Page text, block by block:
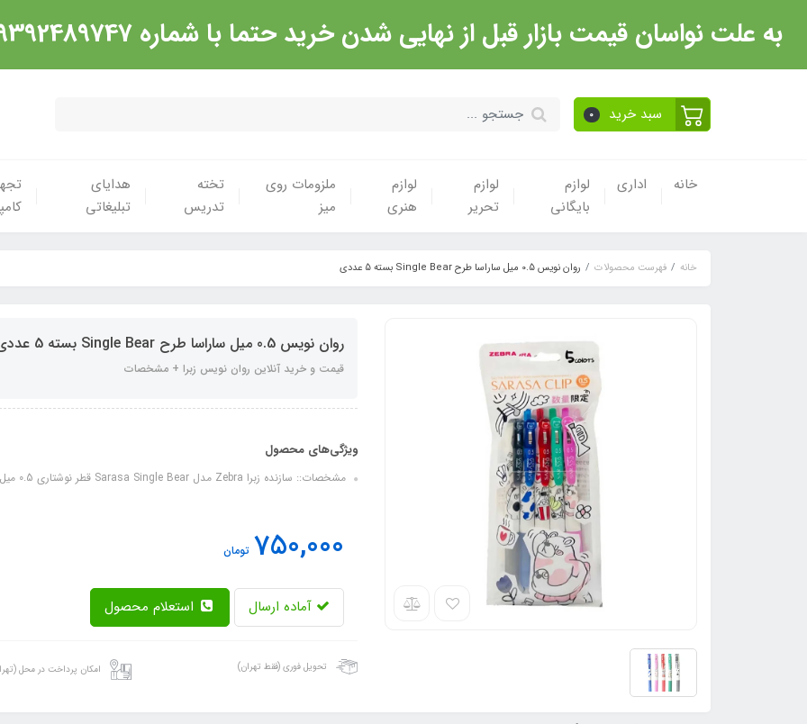
به علت نواسان قیمت بازار قبل از نهایی شدن خرید حتما با شماره 09392489747 تماس گرفته شود. ارادت
سبد خرید 0
خانه اداری
لوازم
بایگانی
لوازم
تحریر
لوازم
هنری
ملزومات روی
میز
تخته
تدریس
هدایای
تبلیغاتی
خانه فهرست محصولات روان نویس 0.5 میل ساراسا طرح Single Bear بسته 5 عددی
روان نویس 0.5 میل ساراسا طرح Single Bear بسته 5 عددی
قیمت و خرید آنلاین روان نویس زبرا + مشخصات
ویژگی‌های محصول
مشخصات:: سازنده زبرا Zebra مدل Sarasa Single Bear قطر نوشتاری 0.5 میل تعداد در بسته بندی 5 عددی
750,000 تومان
آماده ارسال
تحویل فوری (فقط تهران) امکان پرداخت در محل